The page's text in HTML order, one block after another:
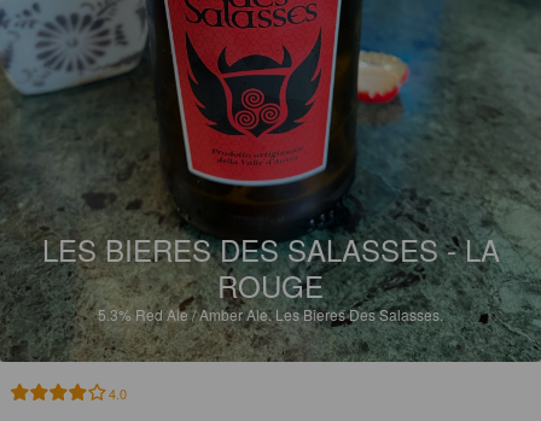
LES BIERES DES SALASSES - LA
ROUGE
5.3%Red Ale / Amber Ale.Les Bieres Des Salasses.
4.0